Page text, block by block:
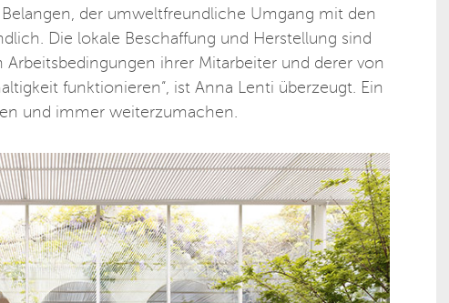
der umweltfreundliche Umgang mit den
Die lokale Beschaffung und Herstellung sind
ihrer Mitarbeiter und derer von
funktionieren“, ist Anna Lenti überzeugt. Ein
und immer weiterzumachen.